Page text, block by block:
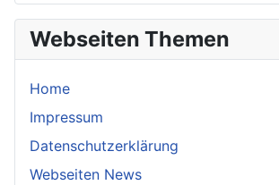
Webseiten Themen
Home
Impressum
Datenschutzerklärung
Webseiten News